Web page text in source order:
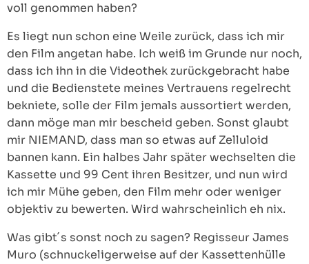
voll genommen haben?
Es liegt nun schon eine Weile zurück, dass ich mir
den Film angetan habe. Ich weiß im Grunde nur noch,
dass ich ihn in die Videothek zurückgebracht habe
und die Bedienstete meines Vertrauens regelrecht
bekniete, solle der Film jemals aussortiert werden,
dann möge man mir bescheid geben. Sonst glaubt
mir NIEMAND, dass man so etwas auf Zelluloid
bannen kann. Ein halbes Jahr später wechselten die
Kassette und 99 Cent ihren Besitzer, und nun wird
ich mir Mühe geben, den Film mehr oder weniger
objektiv zu bewerten. Wird wahrscheinlich eh nix.
Was gibt´s sonst noch zu sagen? Regisseur James
Muro (schnuckeligerweise auf der Kassettenhülle